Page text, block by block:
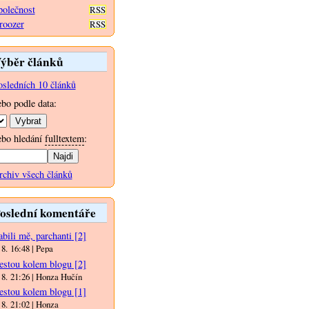
RSS
RSS
článků
10 článků
podle data:
hledání fulltextem:
všech článků
komentáře
mě, parchanti[2]
16:48 | Pepa
kolem blogu[2]
21:26 | Honza Hučín
kolem blogu[1]
21:02 | Honza